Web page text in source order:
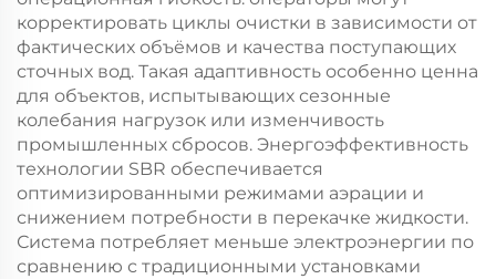
корректировать циклы очистки в зависимости от
фактических объёмов и качества поступающих
сточных вод. Такая адаптивность особенно ценна
для объектов, испытывающих сезонные
колебания нагрузок или изменчивость
промышленных сбросов. Энергоэффективность
технологии SBR обеспечивается
оптимизированными режимами аэрации и
снижением потребности в перекачке жидкости.
Система потребляет меньше электроэнергии по
сравнению с традиционными установками